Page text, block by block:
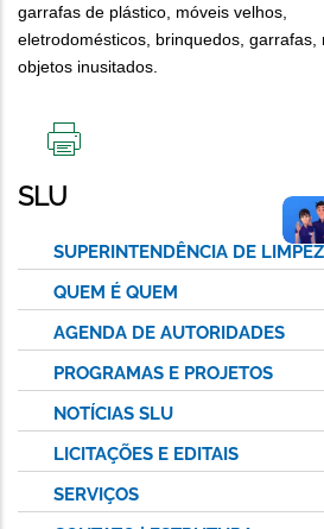
garrafas de plástico, móveis velhos,
eletrodomésticos, brinquedos, garrafas,
objetos inusitados.
ESTA
PÁGINA
SLU
SUPERINTENDÊNCIA DE
QUEM É QUEM
AGENDA DE AUTORIDADES
PROGRAMAS E PROJETOS
NOTÍCIAS SLU
LICITAÇÕES E EDITAIS
SERVIÇOS